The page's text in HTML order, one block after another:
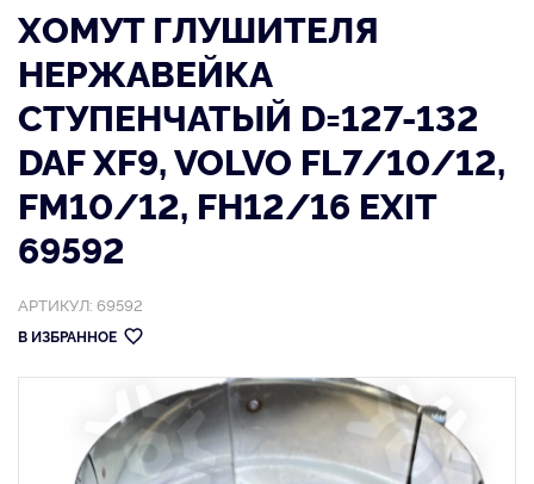
ХОМУТ ГЛУШИТЕЛЯ
НЕРЖАВЕЙКА
СТУПЕНЧАТЫЙ D=127-132
DAF XF9, VOLVO FL7/10/12,
FM10/12, FH12/16 EXIT
69592
АРТИКУЛ: 69592
В ИЗБРАННОЕ